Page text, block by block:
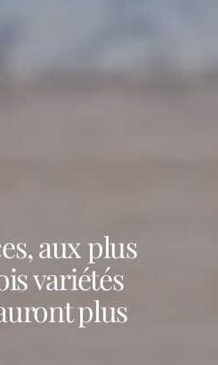
aux plus
variétés
plus